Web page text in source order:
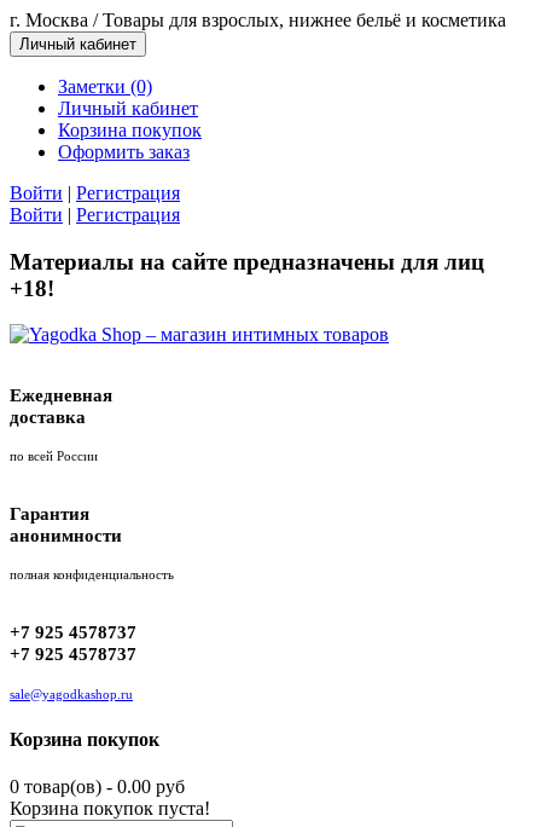
г. Москва / Товары для взрослых, нижнее бельё и косметика
Личный кабинет
Заметки (0)
Личный кабинет
Корзина покупок
Оформить заказ
Войти | Регистрация
Войти | Регистрация
Материалы на сайте предназначены для лиц
+18!
Ежедневная
доставка
по всей России
Гарантия
анонимности
полная конфиденциальность
+7 925 4578737
+7 925 4578737
sale@yagodkashop.ru
Корзина покупок
0 товар(ов) - 0.00 руб
Корзина покупок пуста!